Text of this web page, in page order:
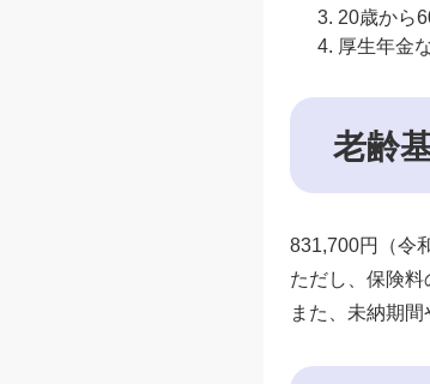
20歳から
厚生年金
老齢
831,700円（令
ただし、保険料
また、未納期